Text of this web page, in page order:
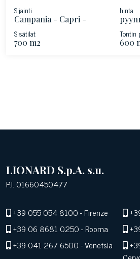
Sijainti
Campania - Capri -
Keskusta
hinta
Sisätilat
700 m2
Tontin
600
LIONARD S.p.A. s.u.
P.I. 01660450477
+39 055 054 8100- Firenze
+39 06 8681 0250- Rooma
+39 041 267 6500- Venetsia